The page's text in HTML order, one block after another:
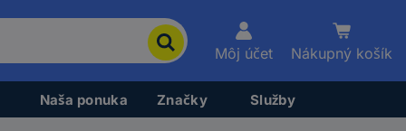
Môj účet Nákupný košík
Naša ponuka Značky Služby